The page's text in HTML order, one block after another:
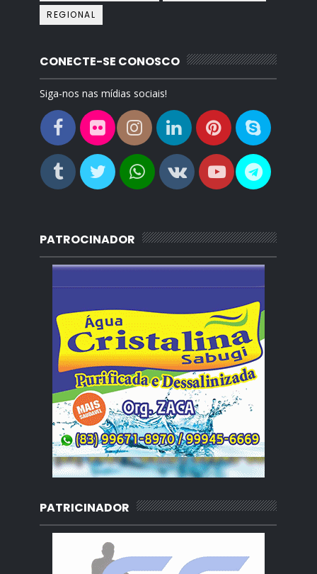
REGIONAL
CONECTE-SE CONOSCO
Siga-nos nas mídias sociais!
PATROCINADOR
PATRICINADOR